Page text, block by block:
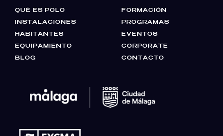
QUÉ ES POLO
INSTALACIONES
HABITANTES
EQUIPAMIENTO
BLOG
FORMACIÓN
PROGRAMAS
EVENTOS
CORPORATE
CONTACTO